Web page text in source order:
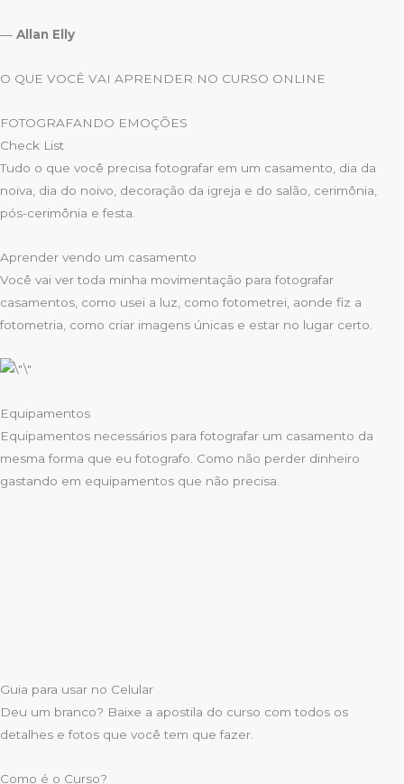
― Allan Elly
O QUE VOCÊ VAI APRENDER NO CURSO ONLINE
FOTOGRAFANDO EMOÇÕES
Check List
Tudo o que você precisa fotografar em um casamento, dia da
noiva, dia do noivo, decoração da igreja e do salão, cerimônia,
pós-cerimônia e festa.
Aprender vendo um casamento
Você vai ver toda minha movimentação para fotografar
casamentos, como usei a luz, como fotometrei, aonde fiz a
fotometria, como criar imagens únicas e estar no lugar certo.
Equipamentos
Equipamentos necessários para fotografar um casamento da
mesma forma que eu fotografo. Como não perder dinheiro
gastando em equipamentos que não precisa.
Guia para usar no Celular
Deu um branco? Baixe a apostila do curso com todos os
detalhes e fotos que você tem que fazer.
Como é o Curso?